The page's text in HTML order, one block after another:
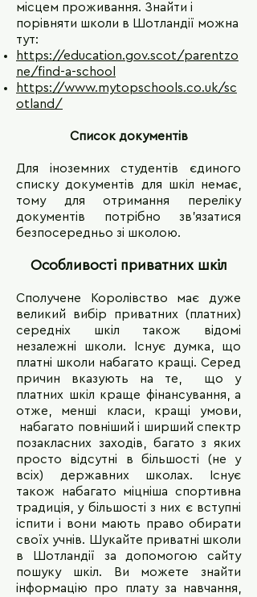
місцем проживання. Знайти і
порівняти школи в Шотландії можна
тут:
https://education.gov.scot/parentzo
ne/find-a-school
https://www.mytopschools.co.uk/sc
otland/
Список документів
Для іноземних студентів єдиного
списку документів для шкіл немає,
тому для отримання переліку
документів потрібно зв'язатися
безпосередньо зі школою.
Особливості приватних шкіл
Сполучене Королівство має дуже
великий вибір приватних (платних)
середніх шкіл також відомі
незалежні школи. Існує думка, що
платні школи набагато кращі. Серед
причин вказують на те, що у
платних шкіл краще фінансування, а
отже, менші класи, кращі умови,
набагато повніший і ширший спектр
позакласних заходів, багато з яких
просто відсутні в більшості (не у
всіх) державних школах. Існує
також набагато міцніша спортивна
традиція, у більшості з них є вступні
іспити і вони мають право обирати
своїх учнів. Шукайте приватні школи
в Шотландії за допомогою сайту
пошуку шкіл. Ви можете знайти
інформацію про плату за навчання,